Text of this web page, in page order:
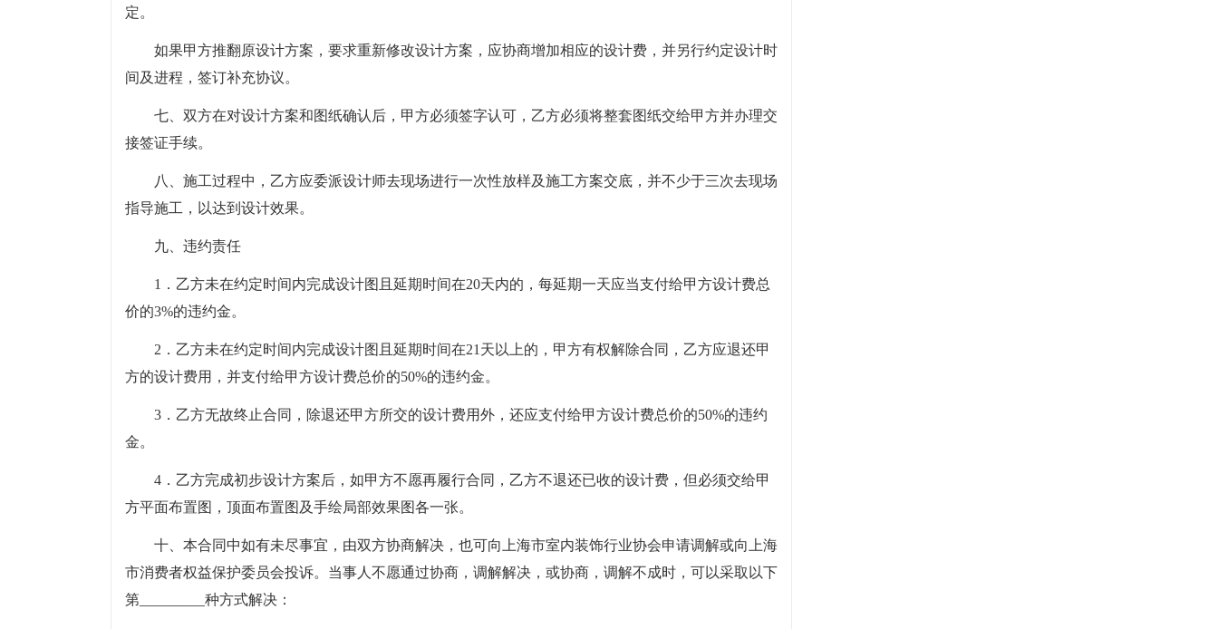
定。
如果甲方推翻原设计方案，要求重新修改设计方案，应协商增加相应的设计费，并另行约定设计时
间及进程，签订补充协议。
七、双方在对设计方案和图纸确认后，甲方必须签字认可，乙方必须将整套图纸交给甲方并办理交
接签证手续。
八、施工过程中，乙方应委派设计师去现场进行一次性放样及施工方案交底，并不少于三次去现场
指导施工，以达到设计效果。
九、违约责任
1．乙方未在约定时间内完成设计图且延期时间在20天内的，每延期一天应当支付给甲方设计费总
价的3%的违约金。
2．乙方未在约定时间内完成设计图且延期时间在21天以上的，甲方有权解除合同，乙方应退还甲
方的设计费用，并支付给甲方设计费总价的50%的违约金。
3．乙方无故终止合同，除退还甲方所交的设计费用外，还应支付给甲方设计费总价的50%的违约
金。
4．乙方完成初步设计方案后，如甲方不愿再履行合同，乙方不退还已收的设计费，但必须交给甲
方平面布置图，顶面布置图及手绘局部效果图各一张。
十、本合同中如有未尽事宜，由双方协商解决，也可向上海市室内装饰行业协会申请调解或向上海
市消费者权益保护委员会投诉。当事人不愿通过协商，调解解决，或协商，调解不成时，可以采取以下
第_________种方式解决：